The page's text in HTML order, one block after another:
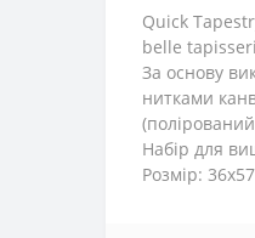
Quick
belle
За основу
нитками
Набір для
Розмір: